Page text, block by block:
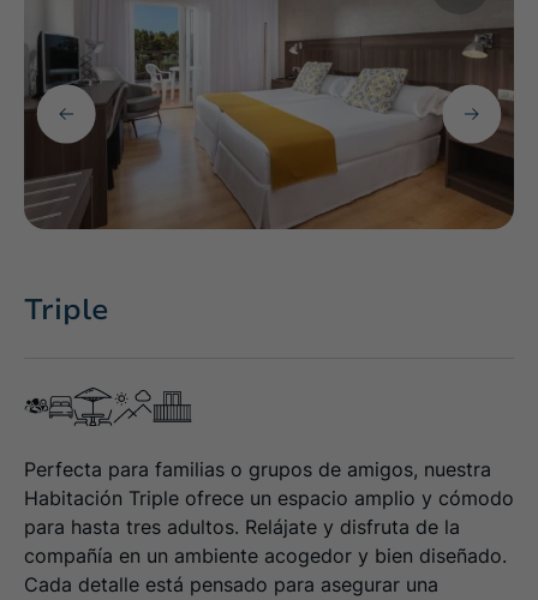
Triple
Perfecta para familias o grupos de amigos, nuestra
Habitación Triple ofrece un espacio amplio y cómodo
para hasta tres adultos. Relájate y disfruta de la
compañía en un ambiente acogedor y bien diseñado.
Cada detalle está pensado para asegurar una